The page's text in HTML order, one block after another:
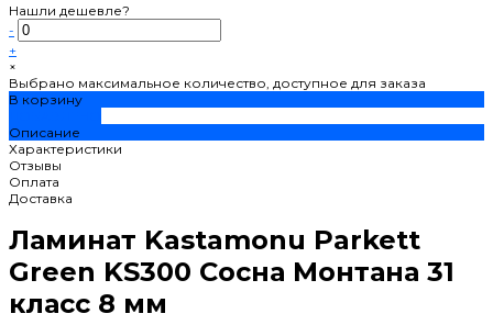
Нашли дешевле?
-
+
×
Выбрано максимальное количество, доступное для заказа
В корзину
Описание
Характеристики
Отзывы
Оплата
Доставка
Ламинат Kastamonu Parkett
Green KS300 Сосна Монтана 31
класс 8 мм